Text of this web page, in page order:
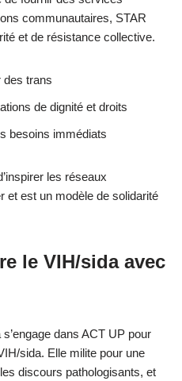
communautaires, STAR
et de résistance collective.
des trans
de dignité et droits
besoins immédiats
les réseaux
et est un modèle de solidarité
le VIH/sida avec
dans ACT UP pour
sida. Elle milite pour une
discours pathologisants, et